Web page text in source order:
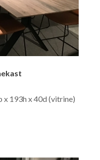
x 193h x 40d (vitrine)